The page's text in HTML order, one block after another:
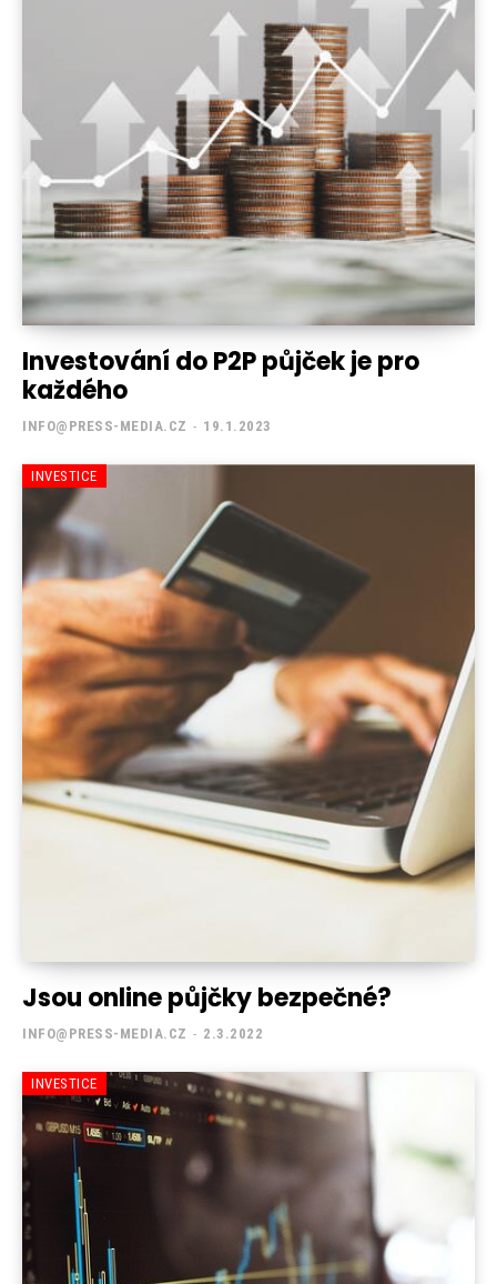
Investování do P2P půjček je pro
každého
INFO@PRESS-MEDIA.CZ - 19.1.2023
INVESTICE
Jsou online půjčky bezpečné?
INFO@PRESS-MEDIA.CZ - 2.3.2022
INVESTICE